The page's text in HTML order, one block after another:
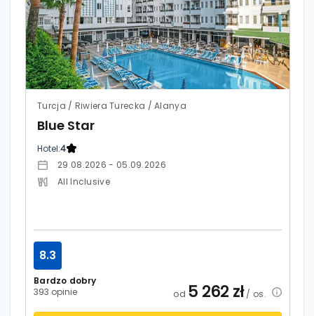
Turcja / Riwiera Turecka / Alanya
Blue Star
Hotel:4
29.08.2026 - 05.09.2026
All Inclusive
Bardzo dobry
393 opinie
8.3
od 5 262 zł/ os.